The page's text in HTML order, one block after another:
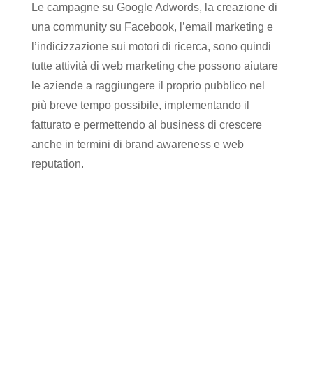
Le campagne su Google Adwords, la creazione di
una community su Facebook, l’email marketing e
l’indicizzazione sui motori di ricerca, sono quindi
tutte attività di web marketing che possono aiutare
le aziende a raggiungere il proprio pubblico nel
più breve tempo possibile, implementando il
fatturato e permettendo al business di crescere
anche in termini di brand awareness e web
reputation.